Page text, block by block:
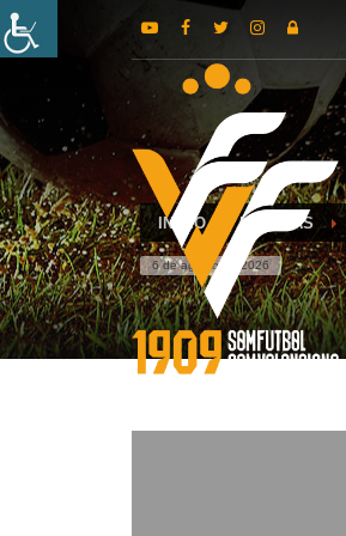
INICIO NOTICIAS
6 de agosto de 2026